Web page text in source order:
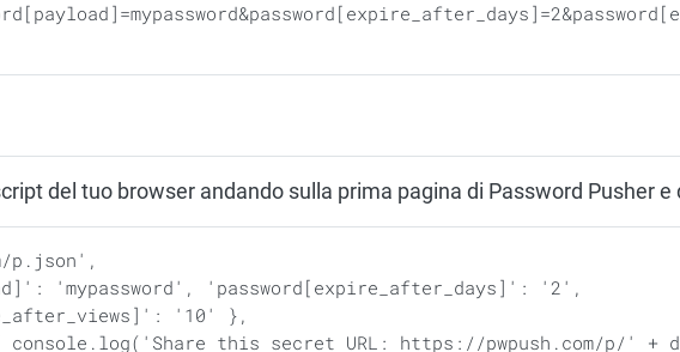
del tuo browser andando sulla prima pagina di Password Pusher e